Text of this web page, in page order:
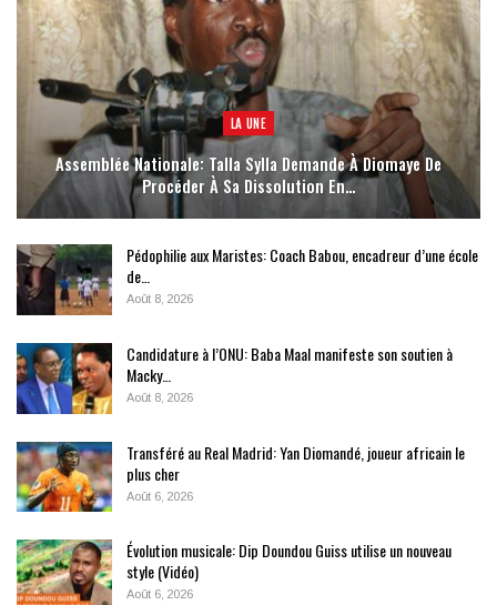
LA UNE
Assemblée Nationale: Talla Sylla Demande À Diomaye De
Procéder À Sa Dissolution En…
Pédophilie aux Maristes: Coach Babou, encadreur d’une école
de…
Août 8, 2026
Candidature à l’ONU: Baba Maal manifeste son soutien à
Macky…
Août 8, 2026
Transféré au Real Madrid: Yan Diomandé, joueur africain le
plus cher
Août 6, 2026
Évolution musicale: Dip Doundou Guiss utilise un nouveau
style (Vidéo)
Août 6, 2026